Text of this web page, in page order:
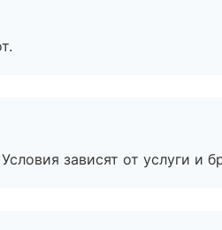
зависят от услуги и